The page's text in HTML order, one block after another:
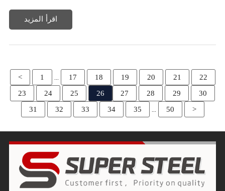
اقرأ المزيد
< 1 ... 17 18 19 20 21
22
23
24 25 26 27 28 29
30
31
32 33 34 35 ... 50 >